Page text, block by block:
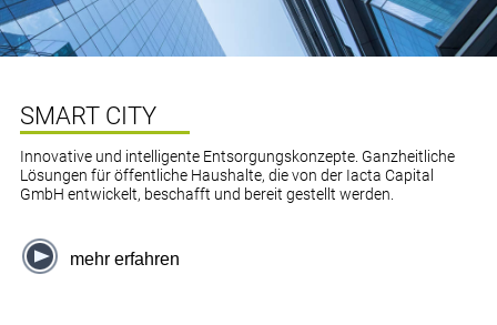
SMART CITY
Innovative und intelligente Entsorgungskonzepte. Ganzheitliche
Lösungen für öffentliche Haushalte, die von der Iacta Capital
GmbH entwickelt, beschafft und bereit gestellt werden.
mehr erfahren